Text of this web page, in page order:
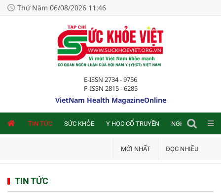
Thứ Năm 06/08/2026 11:46
E-ISSN 2734 - 9756
P-ISSN 2815 - 6285
VietNam Health MagazineOnline
TIN TỨC SỨC KHỎE Y HỌC CỔ TRUYỀN NGHIÊN CỨU
MỚI NHẤT ĐỌC NHIỀU
TIN TỨC